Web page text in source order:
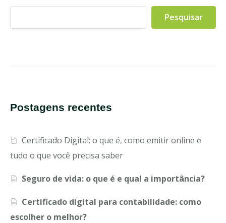
Pesquisar
Postagens recentes
Certificado Digital: o que é, como emitir online e
tudo o que você precisa saber
Seguro de vida: o que é e qual a importância?
Certificado digital para contabilidade: como
escolher o melhor?